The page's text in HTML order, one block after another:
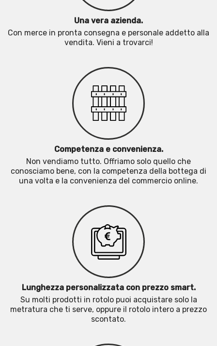
Una vera azienda.
Con merce in pronta consegna e personale addetto alla
vendita. Vieni a trovarci!
Competenza e convenienza.
Non vendiamo tutto. Offriamo solo quello che
conosciamo bene, con la competenza della bottega di
una volta e la convenienza del commercio online.
Lunghezza personalizzata con prezzo smart.
Su molti prodotti in rotolo puoi acquistare solo la
metratura che ti serve, oppure il rotolo intero a prezzo
scontato.